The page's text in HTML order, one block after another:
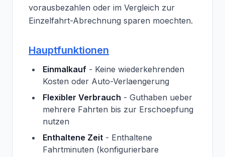
vorausbezahlen oder im Vergleich zur
Einzelfahrt-Abrechnung sparen moechten.
Hauptfunktionen
Einmalkauf - Keine wiederkehrenden
Kosten oder Auto-Verlaengerung
Flexibler Verbrauch - Guthaben ueber
mehrere Fahrten bis zur Erschoepfung
nutzen
Enthaltene Zeit - Enthaltene
Fahrtminuten (konfigurierbare